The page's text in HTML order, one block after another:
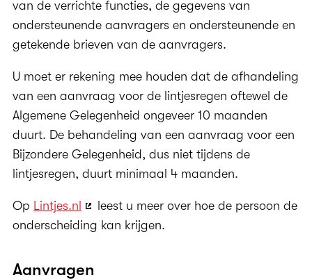
van de verrichte functies, de gegevens van
ondersteunende aanvragers en ondersteunende en
getekende brieven van de aanvragers.
U moet er rekening mee houden dat de afhandeling
van een aanvraag voor de lintjesregen oftewel de
Algemene Gelegenheid ongeveer 10 maanden
duurt. De behandeling van een aanvraag voor een
Bijzondere Gelegenheid, dus niet tijdens de
lintjesregen, duurt minimaal 4 maanden.
Op Lintjes.nl
leest u meer over hoe de persoon de
onderscheiding kan krijgen.
Aanvragen